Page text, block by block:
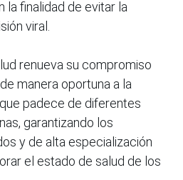
la finalidad de evitar la
viral.
renueva su compromiso
manera oportuna a la
padece de diferentes
garantizando los
y de alta especialización
el estado de salud de los